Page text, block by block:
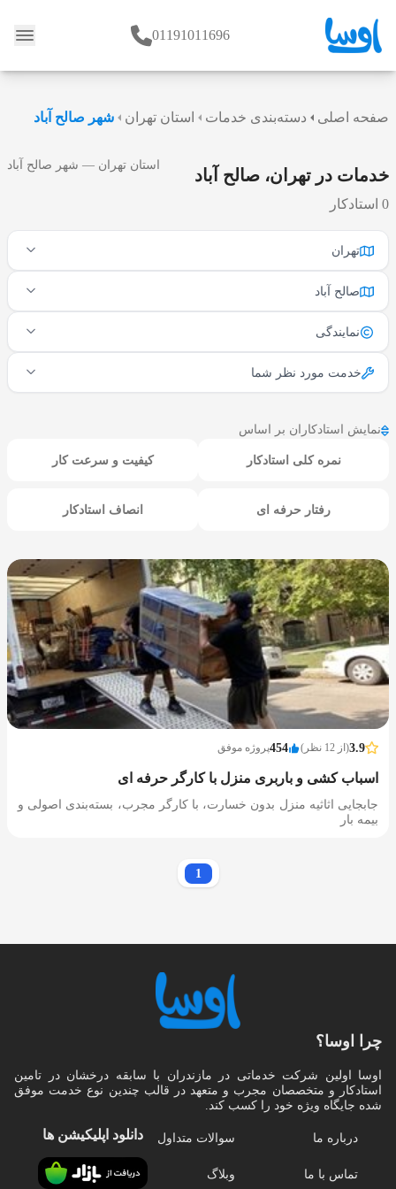
وبلاگ 01191011696
صفحه اصلی دسته‌بندی خدمات استان تهران شهر صالح آباد
خدمات در تهران، صالح آباد
0 استادکار
استان تهران — شهر صالح آباد
تهران
صالح آباد
نمایندگی
خدمت مورد نظر شما
نمایش استادکاران بر اساس
نمره کلی استادکار کیفیت و سرعت کار
رفتار حرفه ای انصاف استادکار
3.9(از 12 نظر) 454پروژه موفق
اسباب کشی و باربری منزل با کارگر حرفه ای
جابجایی اثاثیه منزل بدون خسارت، با کارگر مجرب، بسته‌بندی اصولی و
بیمه بار
1
چرا اوسا؟
اوسا اولین شرکت خدماتی در مازندران با سابقه درخشان در تامین
استادکار و متخصصان مجرب و متعهد در قالب چندین نوع خدمت موفق
شده جایگاه ویژه خود را کسب کند.
درباره ما سوالات متداول
تماس با ما وبلاگ
دانلود اپلیکیشن‌ ها